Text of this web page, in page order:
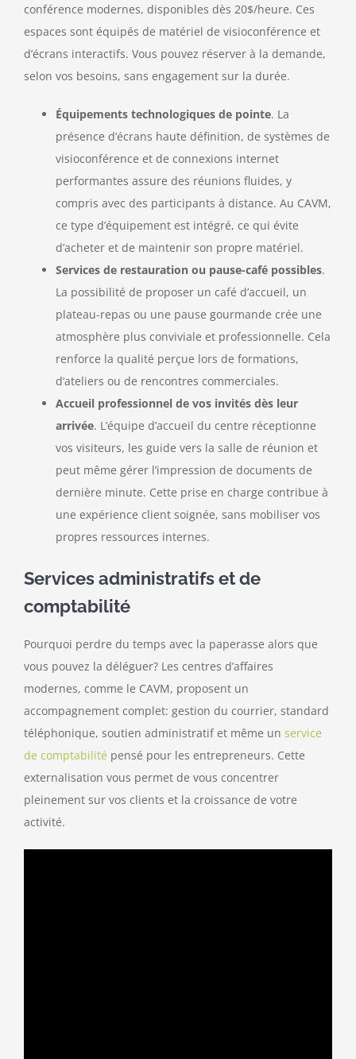
conférence modernes, disponibles dès 20$/heure. Ces
espaces sont équipés de matériel de visioconférence et
d’écrans interactifs. Vous pouvez réserver à la demande,
selon vos besoins, sans engagement sur la durée.
Équipements technologiques de pointe. La
présence d’écrans haute définition, de systèmes de
visioconférence et de connexions internet
performantes assure des réunions fluides, y
compris avec des participants à distance. Au CAVM,
ce type d’équipement est intégré, ce qui évite
d’acheter et de maintenir son propre matériel.
Services de restauration ou pause-café possibles.
La possibilité de proposer un café d’accueil, un
plateau-repas ou une pause gourmande crée une
atmosphère plus conviviale et professionnelle. Cela
renforce la qualité perçue lors de formations,
d’ateliers ou de rencontres commerciales.
Accueil professionnel de vos invités dès leur
arrivée. L’équipe d’accueil du centre réceptionne
vos visiteurs, les guide vers la salle de réunion et
peut même gérer l’impression de documents de
dernière minute. Cette prise en charge contribue à
une expérience client soignée, sans mobiliser vos
propres ressources internes.
Services administratifs et de
comptabilité
Pourquoi perdre du temps avec la paperasse alors que
vous pouvez la déléguer? Les centres d’affaires
modernes, comme le CAVM, proposent un
accompagnement complet: gestion du courrier, standard
téléphonique, soutien administratif et même un service
de comptabilité pensé pour les entrepreneurs. Cette
externalisation vous permet de vous concentrer
pleinement sur vos clients et la croissance de votre
activité.